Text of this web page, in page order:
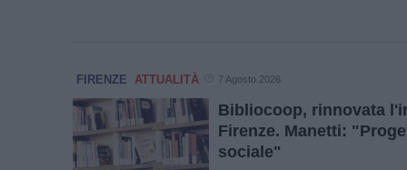
FIRENZE ATTUALITÀ 7 Agosto 2026
Bibliocoop, rinnovata
Firenze. Manetti:
sociale"